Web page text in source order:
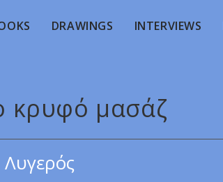
DRAWINGS INTERVIEWS
κρυφό μασάζ